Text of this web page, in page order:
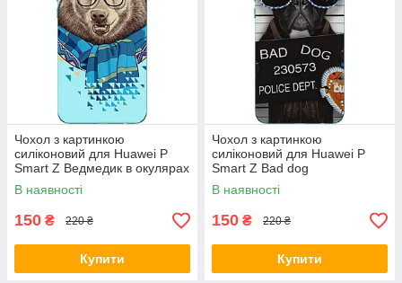
Чохол з картинкою
силіконовий для Huawei P
Smart Z Ведмедик в окулярах
В наявності
150 ₴ 220 ₴
Купити
Чохол з картинкою
силіконовий для Huawei P
Smart Z Bad dog
В наявності
150 ₴ 220 ₴
Купити